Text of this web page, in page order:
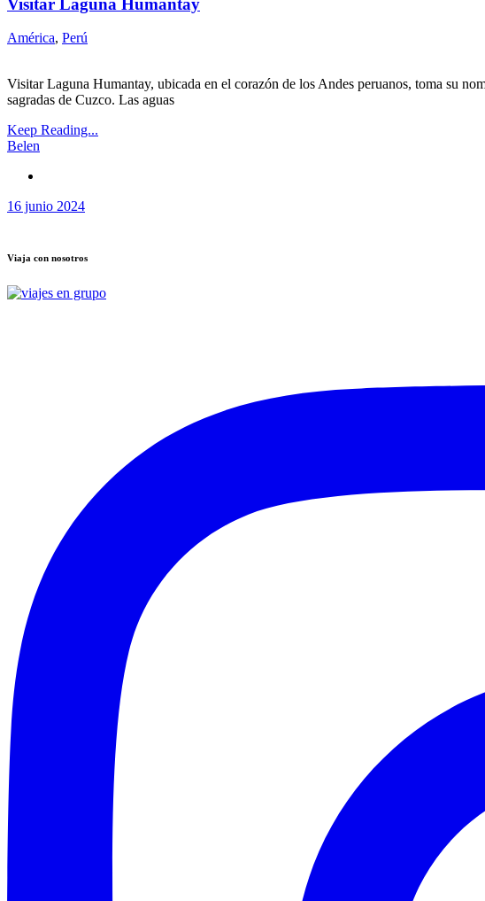
Visitar Laguna Humantay
América, Perú
Visitar Laguna Humantay, ubicada en el corazón de los Andes peruanos, toma su
sagradas de Cuzco. Las aguas
Keep Reading...
Belen
16 junio 2024
Viaja con nosotros